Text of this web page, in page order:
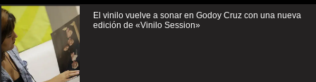
El vinilo vuelve a sonar en Godoy Cruz con una nueva
edición de «Vinilo Session»